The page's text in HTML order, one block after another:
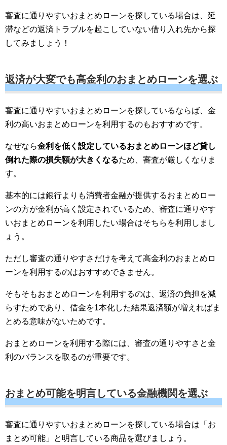
審査に通りやすいおまとめローンを探している場合は、延
滞などの返済トラブルを起こしていない借り入れ先から探
してみましょう！
返済が大変でも高金利のおまとめローンを選ぶ
審査に通りやすいおまとめローンを探しているならば、金
利の高いおまとめローンを利用するのもおすすめです。
なぜなら金利を低く設定しているおまとめローンほど貸し
倒れた際の損失額が大きくなるため、審査が厳しくなりま
す。
基本的には銀行よりも消費者金融が提供するおまとめロー
ンの方が金利が高く設定されているため、審査に通りやす
いおまとめローンを利用したい場合はそちらを利用しまし
ょう。
ただし審査の通りやすさだけを考えて高金利のおまとめロ
ーンを利用するのはおすすめできません。
そもそもおまとめローンを利用するのは、返済の負担を減
らすためであり、借金を1本化した結果返済額が増えればま
とめる意味がないためです。
おまとめローンを利用する際には、審査の通りやすさと金
利のバランスを取るのが重要です。
おまとめ可能を明言している金融機関を選ぶ
審査に通りやすいおまとめローンを探している場合は「お
まとめ可能」と明言している商品を選びましょう。